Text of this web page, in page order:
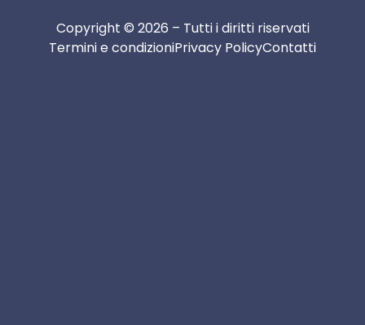
Copyright © 2026 – Tutti i diritti riservati
Termini e condizioniPrivacy PolicyContatti